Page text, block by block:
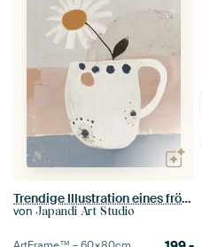
Trendige Illustration eines fröhlichen Stilllebens mit Blumen
von Japandi Art Studio